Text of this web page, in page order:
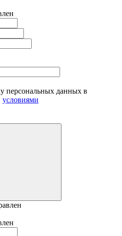
персональных данных в
условиями